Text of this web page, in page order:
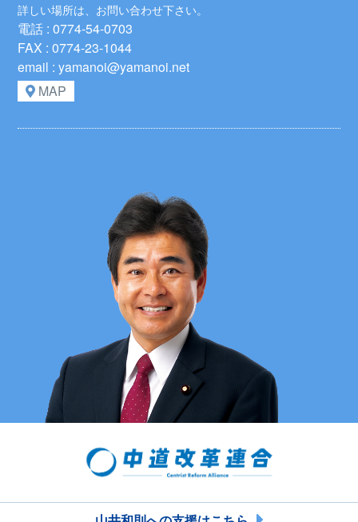
詳しい場所は、お問い合わせ下さい。
電話 : 0774-54-0703
FAX : 0774-23-1044
email : yamanoi@yamanoi.net
MAP